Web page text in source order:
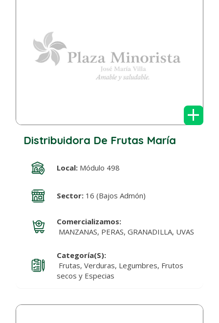
+
Distribuidora De Frutas María
Local:Módulo 498
Sector:16 (Bajos Admón)
Comercializamos:
MANZANAS, PERAS, GRANADILLA, UVAS
Categoría(s):
Frutas, Verduras, Legumbres, Frutos
secos y Especias